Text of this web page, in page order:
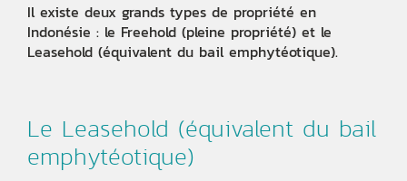
Il existe deux grands types de propriété en
Indonésie : le Freehold (pleine propriété) et le
Leasehold (équivalent du bail emphytéotique).
Le Leasehold (équivalent du bail
emphytéotique)